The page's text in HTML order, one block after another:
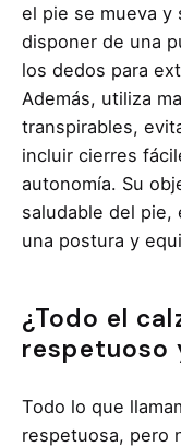
el pie se mueva
disponer de una
los dedos para
Además, utiliza
transpirables,
incluir cierres
autonomía. Su
saludable del pie,
una postura y
¿Todo el
respetuoso
Todo lo que
respetuosa, pero